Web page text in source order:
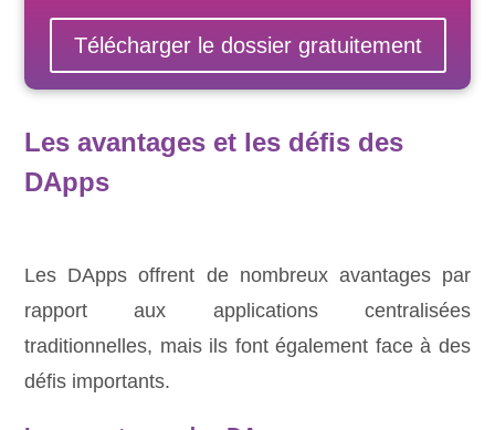
Télécharger le dossier gratuitement
Les avantages et les défis des
DApps
Les DApps offrent de nombreux avantages par
rapport aux applications centralisées
traditionnelles, mais ils font également face à des
défis importants.